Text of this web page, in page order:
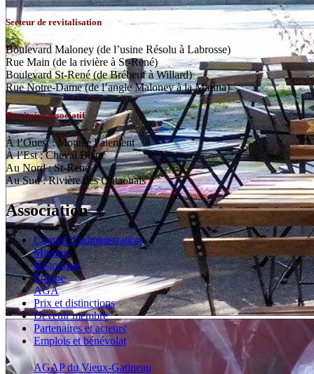
Secteur de revitalisation
Boulevard Maloney (de l’usine Résolu à Labrosse)
Rue Main (de la rivière à St-René)
Boulevard St-René (de Brébeuf à Willard)
Rue Notre-Dame (de l’angle Maloney à la Marina)
Territoire associatif
À l’Ouest : Montée Paiement
À l’Est : Cheval Blanc
Au Nord : St-René
Au Sud : Rivière des Outaouais
Association
Conseil d’administration
Mission
Historique
Équipe
AGA
Prix et distinctions
Devenir membre
Partenaires et acteurs
Emplois et bénévolat
AGAP du Vieux-Gatineau